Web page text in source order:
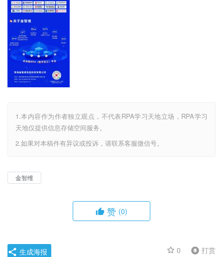
1.本内容作为作者独立观点，不代表RPA学习天地立场，RPA学习
天地仅提供信息存储空间服务。
2.如果对本稿件有异议或投诉，请联系客服微信号。
金智维
赞 (0)
0 打赏
生成海报